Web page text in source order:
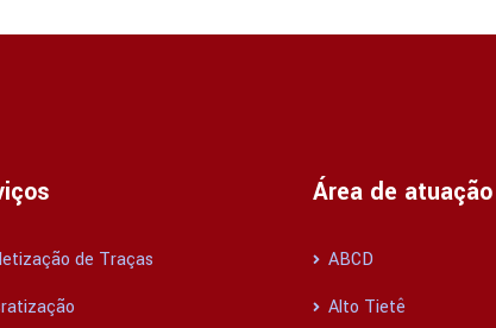
de Traças
Área de atuação
ABCD
Alto Tietê